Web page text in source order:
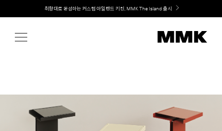
content
Welcome! 신규 회원가입 시 MMK Shop Coupon (총 60만원) 지급
취향대로 완성하는 커스텀 아일랜드 키친, MMK The Island 출시